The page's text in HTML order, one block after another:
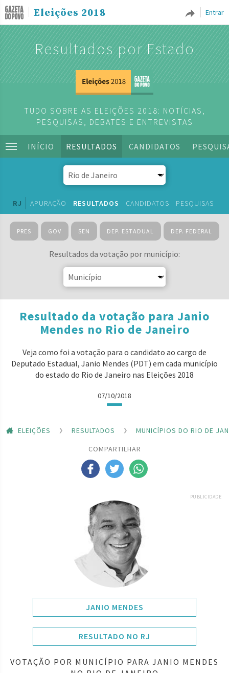
Entrar
Eleições 2018
Resultados por Estado
TUDO SOBRE AS ELEIÇÕES 2018: NOTÍCIAS,
PESQUISAS, DEBATES E ENTREVISTAS
INÍCIO RESULTADOS CANDIDATOS
RJ APURAÇÃO RESULTADOS CANDIDATOS PESQUISAS
PRES GOV SEN DEP. ESTADUAL DEP. FEDERAL
Resultados da votação por município:
Resultado da votação para Janio
Mendes no Rio de Janeiro
Veja como foi a votação para o candidato ao cargo de
Deputado Estadual, Janio Mendes (PDT) em cada município
do estado do Rio de Janeiro nas Eleições 2018
07/10/2018
ELEIÇÕES RESULTADOS
MUNICÍPIOS DO RIO DE
COMPARTILHAR
PUBLICIDADE
JANIO MENDES
RESULTADO NO RJ
VOTAÇÃO POR MUNICÍPIO PARA JANIO MENDES